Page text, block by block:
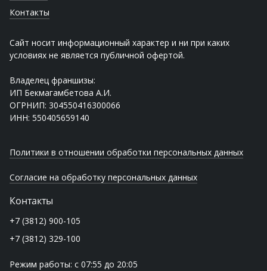
Контакты
Сайт носит информационный характер и ни при каких
условиях не является публичной офертой.
Владелец франшизы:
ИП Бекмагамбетова А.И.
ОГРНИП: 304550416300066
ИНН: 550405659140
Политики в отношении обработки персональных данных
Согласие на обработку персональных данных
Контакты
+7 (3812) 900-105
+7 (3812) 329-100
Режим работы: с 07:55 до 20:05